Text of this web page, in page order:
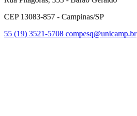
CEP 13083-857 - Campinas/SP
55 (19) 3521-5708 compesq@unicamp.br